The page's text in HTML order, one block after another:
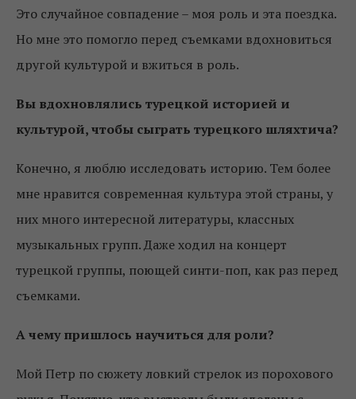
Это случайное совпадение – моя роль и эта поездка.
Но мне это помогло перед съемками вдохновиться
другой культурой и вжиться в роль.
Вы вдохновлялись турецкой историей и
культурой, чтобы сыграть турецкого шляхтича?
Конечно, я люблю исследовать историю. Тем более
мне нравится современная культура этой страны, у
них много интересной литературы, классных
музыкальных групп. Даже ходил на концерт
турецкой группы, поющей синти-поп, как раз перед
съемками.
А чему пришлось научиться для роли?
Мой Петр по сюжету ловкий стрелок из порохового